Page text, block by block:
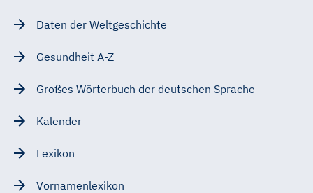
Daten der Weltgeschichte
Gesundheit A-Z
Großes Wörterbuch der deutschen Sprache
Kalender
Lexikon
Vornamenlexikon